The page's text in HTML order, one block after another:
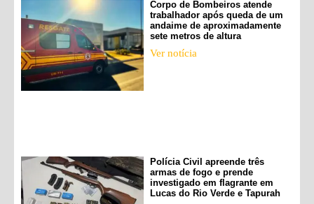
Corpo de Bombeiros atende
trabalhador após queda de um
andaime de aproximadamente
sete metros de altura
Ver notícia
Polícia Civil apreende três
armas de fogo e prende
investigado em flagrante em
Lucas do Rio Verde e Tapurah